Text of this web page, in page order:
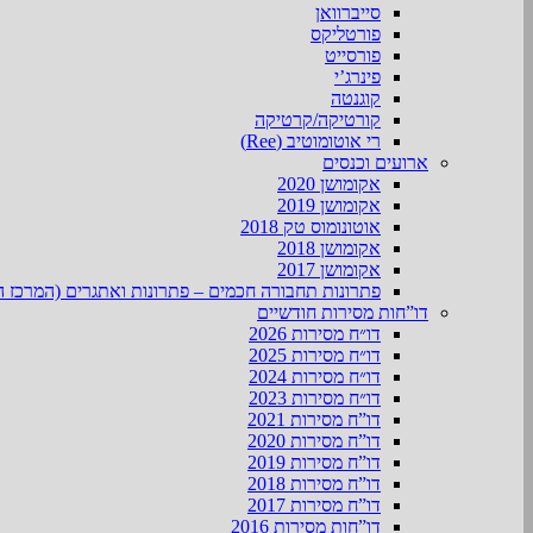
סייברוואן
פורטליקס
פורסייט
פינרג’י
קוגנטה
קורטיקה/קרטיקה
רי אוטומוטיב (Ree)
ארועים וכנסים
אקומושן 2020
אקומושן 2019
אוטונומוס טק 2018
אקומושן 2018
אקומושן 2017
פתרונות תחבורה חכמים – פתרונות ואתגרים (המרכז
דו”חות מסירות חודשיים
דו״ח מסירות 2026
דו״ח מסירות 2025
דו״ח מסירות 2024
דו״ח מסירות 2023
דו”ח מסירות 2021
דו”ח מסירות 2020
דו”ח מסירות 2019
דו”ח מסירות 2018
דו”ח מסירות 2017
דו”חות מסירות 2016